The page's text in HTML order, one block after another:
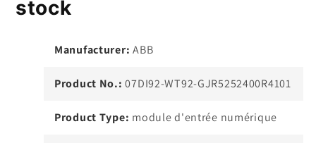
stock
Manufacturer: ABB
Product No.: 07DI92-WT92-GJR5252400R4101
Product Type: module d'entrée numérique